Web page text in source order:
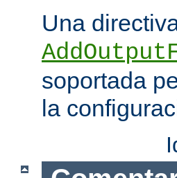
Una
soportada
la